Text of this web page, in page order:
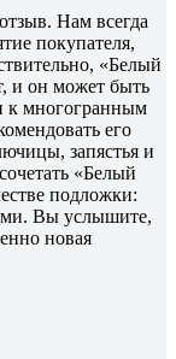
Нам всегда
покупателя,
«Белый
и он может быть
к многогранным
его
запястья и
«Белый
подложки:
Вы услышите,
новая